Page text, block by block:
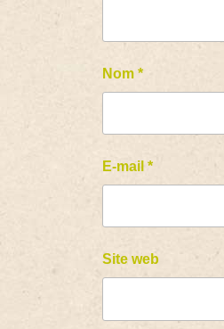
Nom*
E-mail*
Site web